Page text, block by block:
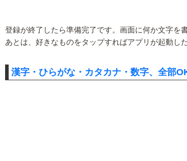
登録が終了したら準備完了です。画面に何か文字を
あとは、好きなものをタップすればアプリが起動し
漢字・ひらがな・カタカナ・数字、全部